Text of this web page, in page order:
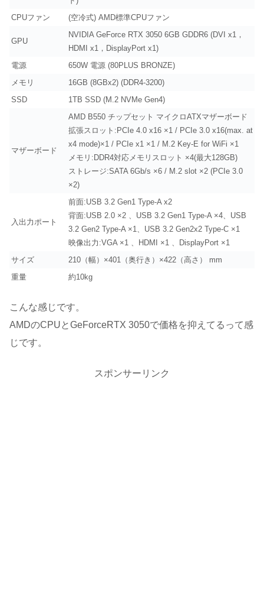
CPUファン
(空冷式) AMD標準CPUファン
GPU
NVIDIA GeForce RTX 3050 6GB GDDR6 (DVI x1，
HDMI x1，DisplayPort x1)
電源
650W 電源 (80PLUS BRONZE)
メモリ
16GB (8GBx2) (DDR4-3200)
SSD
1TB SSD (M.2 NVMe Gen4)
マザーボード
AMD B550 チップセット マイクロATXマザーボード
拡張スロット:PCIe 4.0 x16 ×1 / PCIe 3.0 x16(max. at
x4 mode)×1 / PCIe x1 ×1 / M.2 Key-E for WiFi ×1
メモリ:DDR4対応メモリスロット ×4(最大128GB)
ストレージ:SATA 6Gb/s ×6 / M.2 slot ×2 (PCIe 3.0
×2)
入出力ポート
前面:USB 3.2 Gen1 Type-A x2
背面:USB 2.0 ×2 、USB 3.2 Gen1 Type-A ×4、USB
3.2 Gen2 Type-A ×1、USB 3.2 Gen2x2 Type-C ×1
映像出力:VGA ×1 、HDMI ×1 、DisplayPort ×1
サイズ
210（幅）×401（奥行き）×422（高さ） mm
重量
約10kg
こんな感じです。
AMDのCPUとGeForceRTX 3050で価格を抑えてるって感
じです。
スポンサーリンク